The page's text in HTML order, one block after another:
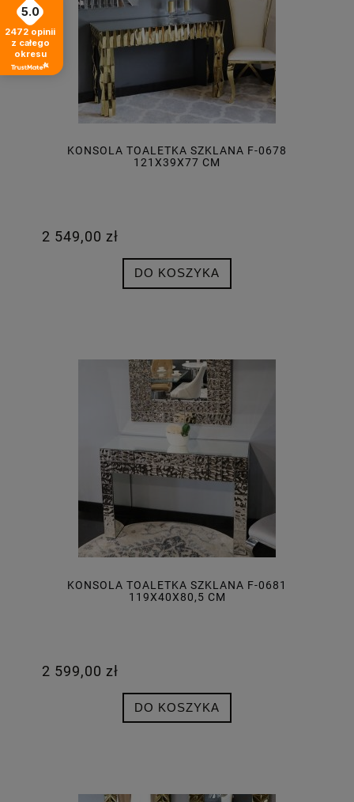
KONSOLA TOALETKA SZKLANA F-0678
121X39X77 CM
2 549,00 zł
DO KOSZYKA
KONSOLA TOALETKA SZKLANA F-0681
119X40X80,5 CM
2 599,00 zł
DO KOSZYKA
5.0
2472 opinii
z całego
okresu